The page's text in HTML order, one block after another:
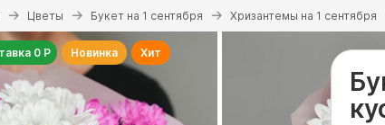
Цветы Букет на 1 сентября Хризантемы на 1 сентября
0 Р Новинка Хит